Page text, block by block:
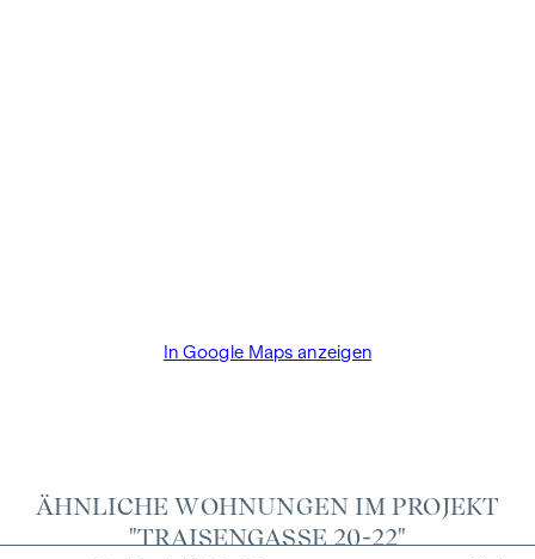
In Google Maps anzeigen
ÄHNLICHE WOHNUNGEN IM PROJEKT
"TRAISENGASSE 20-22"